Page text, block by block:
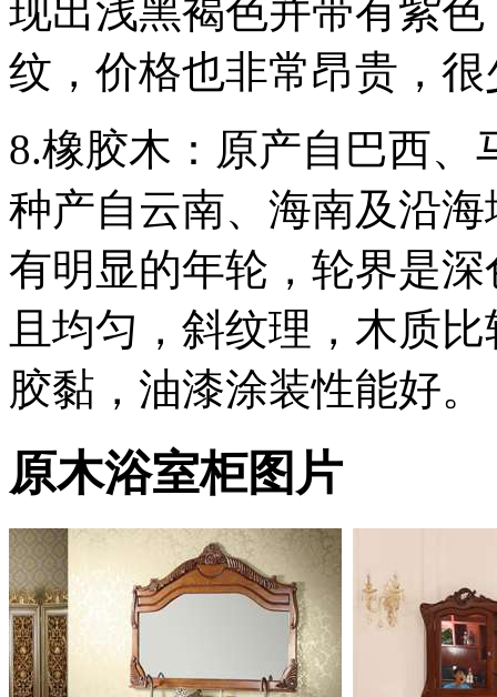
现出浅黑褐色并带有紫
纹，价格也非常昂贵，
8.橡胶木：原产自巴西
种产自云南、海南及沿
有明显的年轮，轮界是
且均匀，斜纹理，木质
胶黏，油漆涂装性能好。
原木浴室柜图片